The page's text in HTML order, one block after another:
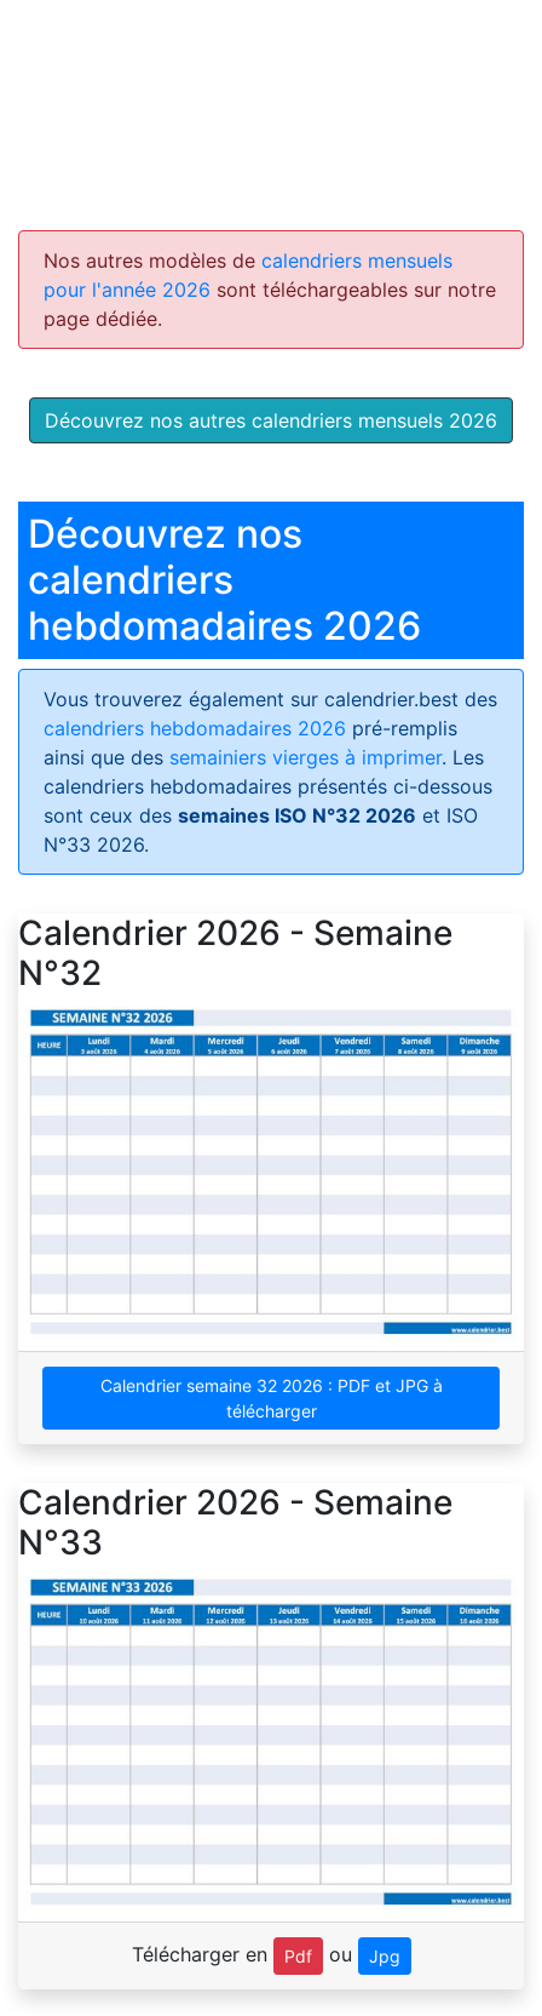
Nos autres modèles de calendriers mensuels
pour l'année 2026 sont téléchargeables sur notre
page dédiée.
Découvrez nos autres calendriers mensuels 2026
Découvrez nos
calendriers
hebdomadaires 2026
Vous trouverez également sur calendrier.best des
calendriers hebdomadaires 2026 pré-remplis
ainsi que des semainiers vierges à imprimer. Les
calendriers hebdomadaires présentés ci-dessous
sont ceux des semaines ISO N°32 2026 et ISO
N°33 2026.
Calendrier 2026 - Semaine
N°32
Calendrier semaine 32 2026 : PDF et JPG à
télécharger
Calendrier 2026 - Semaine
N°33
Télécharger en Pdf ou Jpg